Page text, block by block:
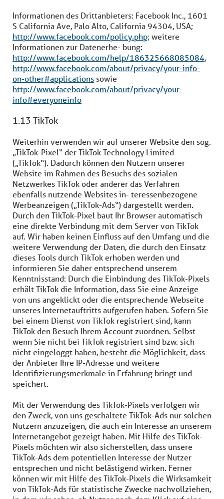
Informationen des Drittanbieters: Facebook Inc., 1601
S California Ave, Palo Alto, California 94304, USA;
http://www.facebook.com/policy.php;weitere
Informationen zur Datenerhe- bung:
http://www.facebook.com/help/186325668085084,
http://www.facebook.com/about/privacy/your-info-
on-other#applications sowie
http://www.facebook.com/about/privacy/your-
info#everyoneinfo
1.13 TikTok
Weiterhin verwenden wir auf unserer Website den sog.
„TikTok-Pixel“ der TikTok Technology Limited
(„TikTok“). Dadurch können den Nutzern unserer
Website im Rahmen des Besuchs des sozialen
Netzwerkes TikTok oder anderer das Verfahren
ebenfalls nutzende Websites in- teressenbezogene
Werbeanzeigen („TikTok-Ads“) dargestellt werden.
Durch den TikTok-Pixel baut Ihr Browser automatisch
eine direkte Verbindung mit dem Server von TikTok
auf. Wir haben keinen Einfluss auf den Umfang und die
weitere Verwendung der Daten, die durch den Einsatz
dieses Tools durch TikTok erhoben werden und
informieren Sie daher entsprechend unserem
Kenntnisstand: Durch die Einbindung des TikTok-Pixels
erhält TikTok die Information, dass Sie eine Anzeige
von uns angeklickt oder die entsprechende Webseite
unseres Internetauftritts aufgerufen haben. Sofern Sie
bei einem Dienst von TikTok registriert sind, kann
TikTok den Besuch Ihrem Account zuordnen. Selbst
wenn Sie nicht bei TikTok registriert sind bzw. sich
nicht eingeloggt haben, besteht die Möglichkeit, dass
der Anbieter Ihre IP-Adresse und weitere
Identifizierungsmerkmale in Erfahrung bringt und
speichert.
Mit der Verwendung des TikTok-Pixels verfolgen wir
den Zweck, von uns geschaltete TikTok-Ads nur solchen
Nutzern anzuzeigen, die auch ein Interesse an unserem
Internetangebot gezeigt haben. Mit Hilfe des TikTok-
Pixels möchten wir also sicherstellen, dass unsere
TikTok-Ads dem potentiellen Interesse der Nutzer
entsprechen und nicht belästigend wirken. Ferner
können wir mit Hilfe des TikTok-Pixels die Wirksamkeit
von TikTok-Ads für statistische Zwecke nachvollziehen,